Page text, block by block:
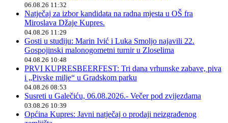
06.08.26 11:32
Natječaj za izbor kandidata na radna mjesta u OŠ fra
Miroslava Džaje Kupres.
04.08.26 11:29
Gosti u studiju: Marin Ivić i Luka Smoljo najavili 22.
Gospojinski malonogometni turnir u Zloselima
04.08.26 10:48
PRVI KUPRESBEERFEST: Tri dana vrhunske zabave, piva
i „Pivske milje“ u Gradskom parku
04.08.26 08:53
Susreti u Galečiću, 06.08.2026.- Večer pod zvijezdama
03.08.26 10:39
Općina Kupres: Javni natječaj o prodaji neizgrađenog